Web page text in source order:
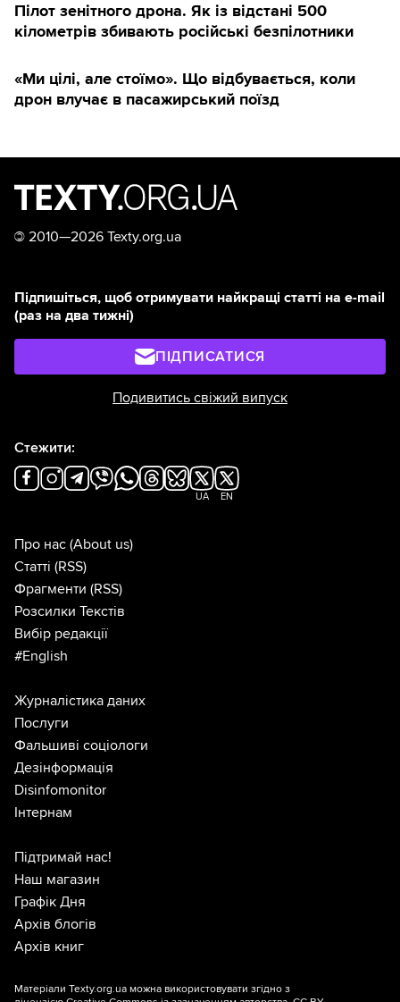
Пілот зенітного дрона. Як із відстані 500
кілометрів збивають російські безпілотники
«Ми цілі, але стоїмо». Що відбувається, коли
дрон влучає в пасажирський поїзд
© 2010—2026 Texty.org.ua
Підпишіться, щоб отримувати найкращі статті на e-mail
(раз на два тижні)
ПІДПИСАТИСЯ
Подивитись свіжий випуск
Стежити:
UA EN
Про нас (About us)
Статті (RSS)
Фрагменти (RSS)
Розсилки Текстів
Вибір редакції
#English
Журналістика даних
Послуги
Фальшиві соціологи
Дезінформація
Disinfomonitor
Інтернам
Підтримай нас!
Наш магазин
Графік Дня
Архів блогів
Архів книг
Матеріали Texty.org.ua можна використовувати згідно з